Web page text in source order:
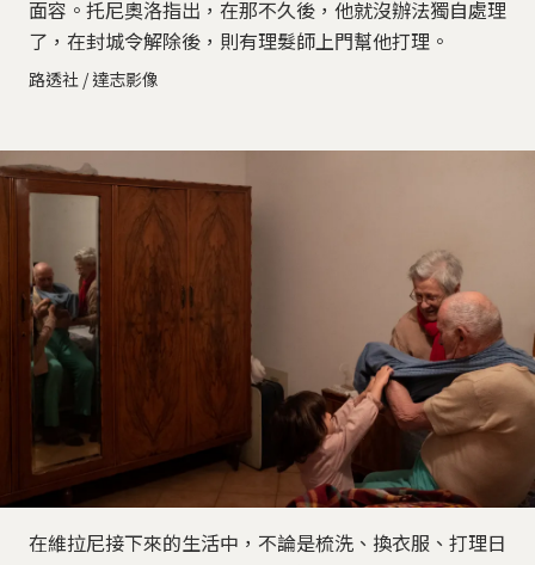
面容。托尼奧洛指出，在那不久後，他就沒辦法獨自處理
了，在封城令解除後，則有理髮師上門幫他打理。
路透社 / 達志影像
在維拉尼接下來的生活中，不論是梳洗、換衣服、打理日